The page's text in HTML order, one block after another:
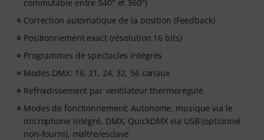
commutable entre 540° et 360°)
Correction automatique de la position (Feedback)
Positionnement exact (résolution 16 bits)
Programmes de spectacles intégrés
Modes DMX: 16, 21, 24, 32, 56 canaux
Refroidissement par ventilateur thermorégulé
Modes de fonctionnement: Autonome, musique via le
microphone intégré, DMX, QuickDMX via USB (optionnel
non-fourni), maître/esclave